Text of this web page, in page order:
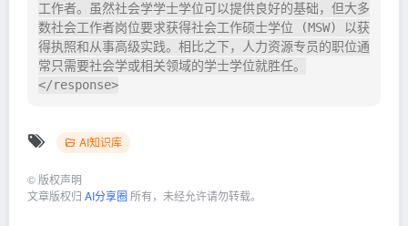
工作者。虽然社会学学士学位可以提供良好的基础，但大多
数社会工作者岗位要求获得社会工作硕士学位 (MSW) 以获
得执照和从事高级实践。相比之下，人力资源专员的职位通
常只需要社会学或相关领域的学士学位就胜任。
</response>
AI知识库
© 版权声明
文章版权归 AI分享圈 所有，未经允许请勿转载。